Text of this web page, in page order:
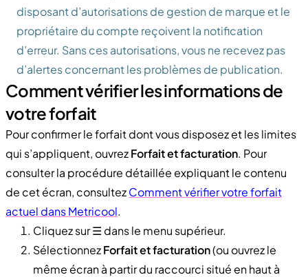
disposant d’autorisations de gestion de marque et le
propriétaire du compte reçoivent la notification
d’erreur. Sans ces autorisations, vous ne recevez pas
d’alertes concernant les problèmes de publication.
Comment vérifier les informations de
votre forfait
Pour confirmer le forfait dont vous disposez et les limites
qui s’appliquent, ouvrezForfait et facturation. Pour
consulter la procédure détaillée expliquant le contenu
de cet écran, consultezComment vérifier votre forfait
actuel dans Metricool.
Cliquez sur ☰ dans le menu supérieur.
SélectionnezForfait et facturation(ou ouvrez le
même écran à partir du raccourci situé en haut à